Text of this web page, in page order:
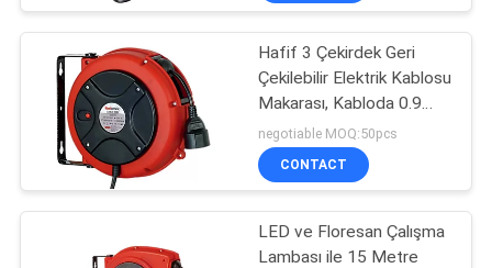
HAKKIMIZDA
FABRIKA
TURU
KALITE
KONTROL
Pnömatik Gres
Pompası
17
Hafif 3 Çekirdek Geri
Çekilebilir Elektrik Kablosu
Makarası, Kabloda 0.9
Metre Kurşun
negotiable MOQ:50pcs
CONTACT
LED ve Floresan Çalışma
Lambası ile 15 Metre